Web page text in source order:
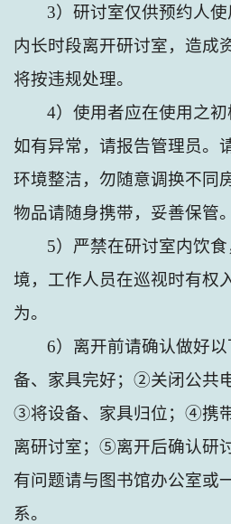
3）研讨室仅供预约人
内长时段离开研讨室，造成
将按违规处理。
4）使用者应在使用之初
如有异常，请报告管理员。
环境整洁，勿随意调换不同
物品请随身携带，妥善保管。
5）严禁在研讨室内饮
境，工作人员在巡视时有权
为。
6）离开前请确认做好
备、家具完好；②关闭公共
③将设备、家具归位；④携
离研讨室；⑤离开后确认研
有问题请与图书馆办公室或
系。